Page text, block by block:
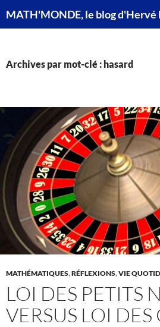
Archives par mot-clé : hasard
MATHÉMATIQUES,RÉFLEXIONS,VIE
LOI DES PETITS
VERSUS LOI